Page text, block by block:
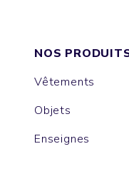
NOS
Vêtements
Objets
Enseignes